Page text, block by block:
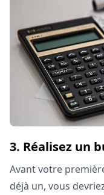
3. Réalisez un
Avant votre
déjà un, vous